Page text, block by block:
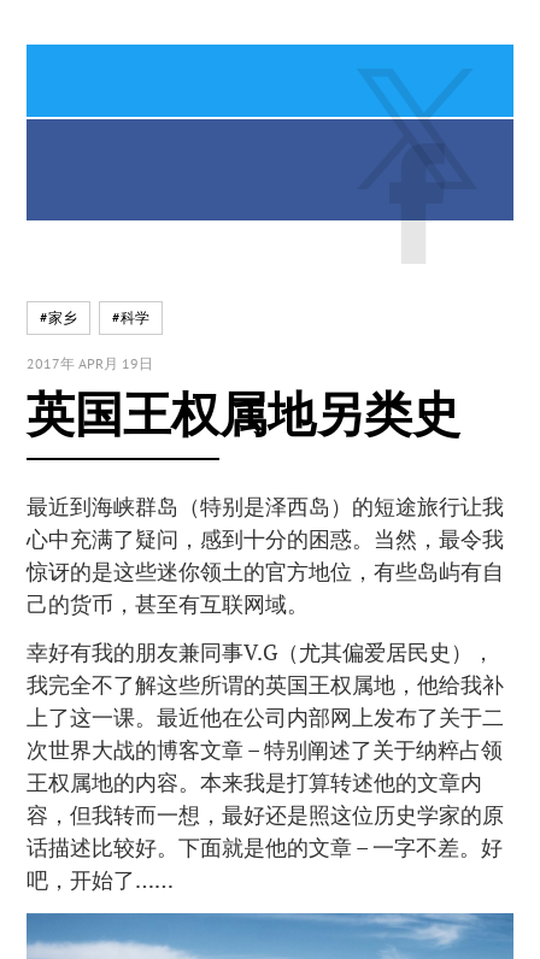
#家乡 #科学
2017年 APR月 19日
英国王权属地另类史
最近到海峡群岛（特别是泽西岛）的短途旅行让我
心中充满了疑问，感到十分的困惑。当然，最令我
惊讶的是这些迷你领土的官方地位，有些岛屿有自
己的货币，甚至有互联网域。
幸好有我的朋友兼同事V.G（尤其偏爱居民史），
我完全不了解这些所谓的英国王权属地，他给我补
上了这一课。最近他在公司内部网上发布了关于二
次世界大战的博客文章 – 特别阐述了关于纳粹占领
王权属地的内容。本来我是打算转述他的文章内
容，但我转而一想，最好还是照这位历史学家的原
话描述比较好。下面就是他的文章 – 一字不差。好
吧，开始了……